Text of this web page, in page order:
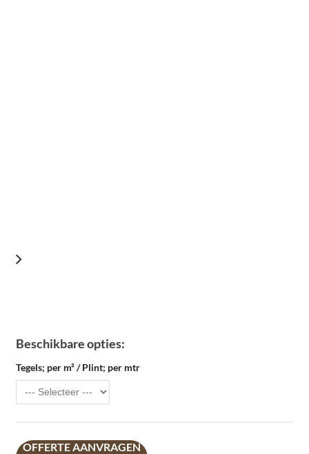
Beschikbare opties:
Tegels; per m² / Plint; per mtr
OFFERTE AANVRAGEN